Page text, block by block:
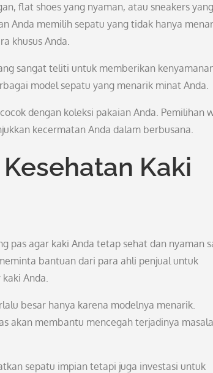
flat shoes yang nyaman, atau sneakers yang
Anda memilih sepatu yang tidak hanya
khusus Anda.
sangat teliti untuk memberikan
model sepatu yang menarik minat Anda.
dengan koleksi pakaian Anda. Pemilihan
kecermatan Anda dalam berbusana.
Kaki
pas agar kaki Anda tetap sehat dan nyaman
bantuan dari para ahli penjual untuk
Anda.
besar hanya karena modelnya menarik.
akan membantu mencegah terjadinya
sepatu impian tetapi juga investasi untuk